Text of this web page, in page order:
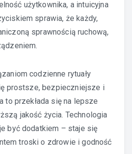
użytkownika, a intuicyjna
sprawia, że każdy,
sprawnością ruchową,
codzienne rytuały
prostsze, bezpieczniejsze i
to przekłada się na lepsze
jakość życia. Technologia
być dodatkiem – staje się
troski o zdrowie i godność